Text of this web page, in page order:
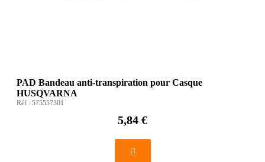
PAD Bandeau anti-transpiration pour Casque
HUSQVARNA
Réf : 575557301
5,84 €